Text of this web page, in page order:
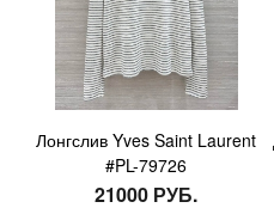
Лонгслив Yves Saint Laurent
#PL-79726
21000 РУБ.